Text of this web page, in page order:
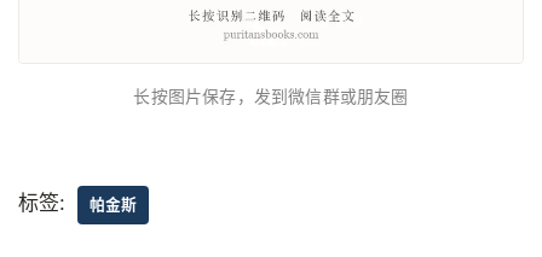
长按图片保存，发到微信群或朋友圈
标签: 帕金斯